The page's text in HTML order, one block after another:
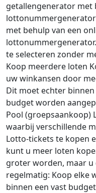
getallengenerator met
met behulp van een
te selecteren zonder
Koop meerdere loten
uw winkansen door
Dit moet echter
budget worden
Pool (groepsaankoop)
waarbij verschillende
Lotto-tickets te kopen
kunt u meer loten
groter worden, maar u
regelmatig: Koop elke
binnen een vast